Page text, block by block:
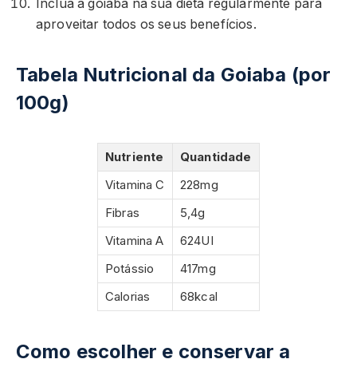
Inclua a goiaba na sua dieta regularmente para
aproveitar todos os seus benefícios.
Tabela Nutricional da Goiaba (por
100g)
Nutriente
Quantidade
Vitamina C
228mg
Fibras
5,4g
Vitamina A
624UI
Potássio
417mg
Calorias
68kcal
Como escolher e conservar a